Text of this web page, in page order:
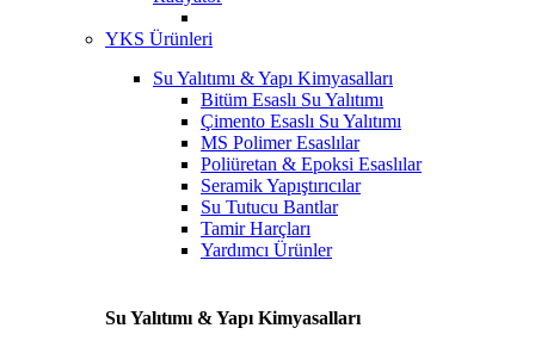
YKS Ürünleri
Su Yalıtımı & Yapı Kimyasalları
Bitüm Esaslı Su Yalıtımı
Çimento Esaslı Su Yalıtımı
MS Polimer Esaslılar
Poliüretan & Epoksi Esaslılar
Seramik Yapıştırıcılar
Su Tutucu Bantlar
Tamir Harçları
Yardımcı Ürünler
Su Yalıtımı & Yapı Kimyasalları